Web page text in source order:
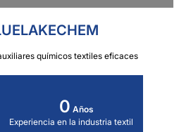
químicos textiles eficaces
0 Años
Experiencia en la industria textil